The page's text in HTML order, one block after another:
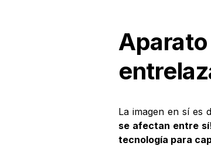
La imagen en sí es
se afectan entre
tecnología para